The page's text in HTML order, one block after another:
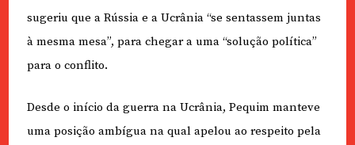
sugeriu que a Rússia e a Ucrânia “se sentassem juntas
à mesma mesa”, para chegar a uma “solução política”
para o conflito.
Desde o início da guerra na Ucrânia, Pequim manteve
uma posição ambígua na qual apelou ao respeito pela